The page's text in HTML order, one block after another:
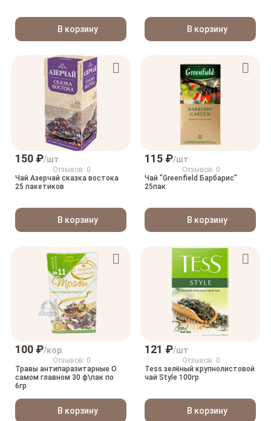
В корзину В корзину
150 ₽/шт
Отзывов: 0
Чай Азерчай сказка востока
25 пакетиков
В корзину
115 ₽/шт
Отзывов: 0
Чай "Greenfield Барбарис"
25пак
В корзину
100 ₽/кор.
Отзывов: 0
Травы антипаразитарные О
самом главном 30 ф\пак по
6гр
В корзину
121 ₽/шт
Отзывов: 0
Tess зелёный крупнолистовой
чай Style 100гр
В корзину